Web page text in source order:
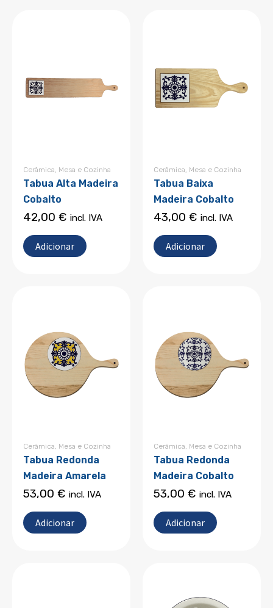
Cerâmica, Mesa e Cozinha
Tabua Alta Madeira
Cobalto
42,00 € incl. IVA
Adicionar
Cerâmica, Mesa e Cozinha
Tabua Baixa
Madeira Cobalto
43,00 € incl. IVA
Adicionar
Cerâmica, Mesa e Cozinha
Tabua Redonda
Madeira Amarela
53,00 € incl. IVA
Adicionar
Cerâmica, Mesa e Cozinha
Tabua Redonda
Madeira Cobalto
53,00 € incl. IVA
Adicionar